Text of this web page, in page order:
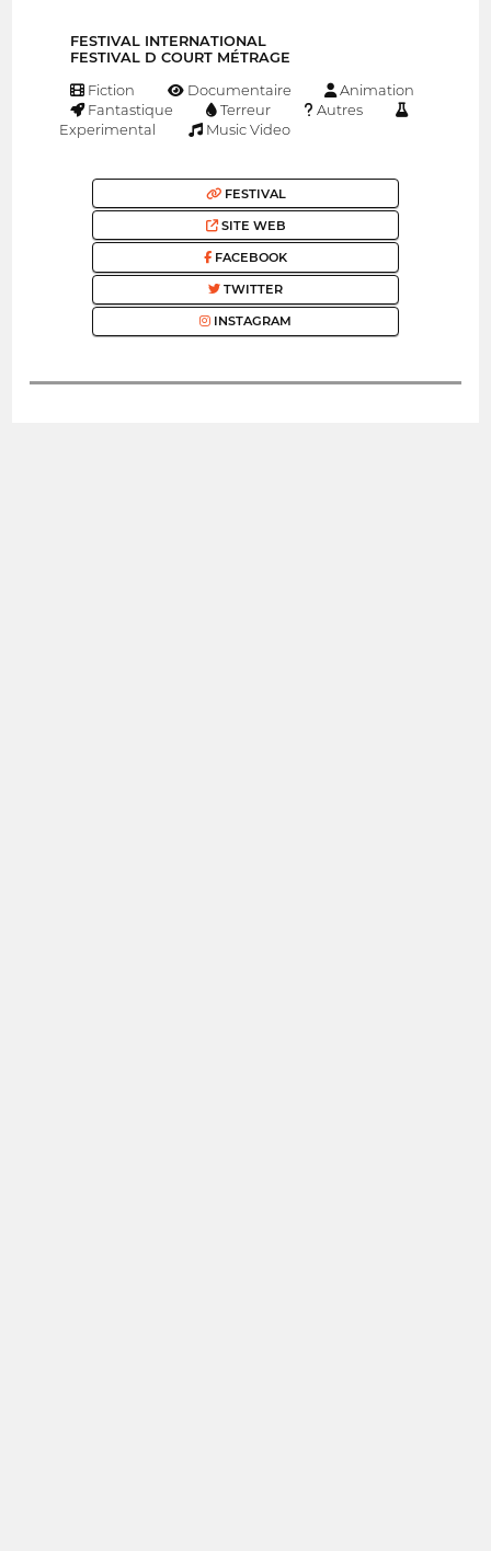
FESTIVAL INTERNATIONAL
FESTIVAL D COURT MÉTRAGE
Fiction Documentaire
Animation
Fantastique
Terreur
Autres
Experimental
Music Video
FESTIVAL
SITE WEB
FACEBOOK
TWITTER
INSTAGRAM